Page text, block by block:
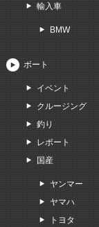
輸入車
BMW
ボート
イベント
クルージング
釣り
レポート
国産
ヤンマー
ヤマハ
トヨタ